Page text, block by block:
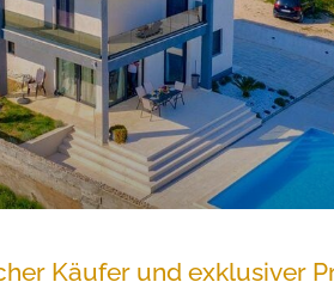
Käufer und exklusiver